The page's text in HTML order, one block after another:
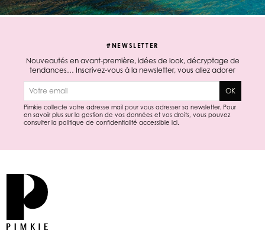
#NEWSLETTER
Nouveautés en avant-première, idées de look, décryptage de
tendances… Inscrivez-vous à la newsletter, vous allez adorer
OK
Pimkie collecte votre adresse mail pour vous adresser sa newsletter. Pour
en savoir plus sur la gestion de vos données et vos droits, vous pouvez
consulter la politique de confidentialité accessible ici.